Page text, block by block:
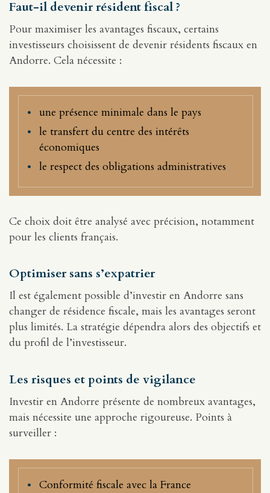
Faut-il devenir résident fiscal ?
Pour maximiser les avantages fiscaux, certains
investisseurs choisissent de devenir résidents fiscaux en
Andorre. Cela nécessite :
une présence minimale dans le pays
le transfert du centre des intérêts
économiques
le respect des obligations administratives
Ce choix doit être analysé avec précision, notamment
pour les clients français.
Optimiser sans s’expatrier
Il est également possible d’investir en Andorre sans
changer de résidence fiscale, mais les avantages seront
plus limités. La stratégie dépendra alors des objectifs et
du profil de l’investisseur.
Les risques et points de vigilance
Investir en Andorre présente de nombreux avantages,
mais nécessite une approche rigoureuse. Points à
surveiller :
Conformité fiscale avec la France